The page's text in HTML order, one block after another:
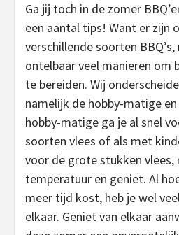
Ga jij toch in de zomer
een aantal tips! Want er zijn
verschillende soorten
ontelbaar veel manieren om
te bereiden. Wij
namelijk de hobby-matige
hobby-matige ga je al snel
soorten vlees of als met
voor de grote stukken vlees,
temperatuur en geniet. Al
meer tijd kost, heb je wel
elkaar. Geniet van elkaar